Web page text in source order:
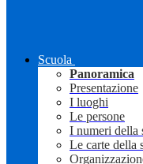
Scuola
Panoramica
Presentazione
I luoghi
Le persone
I numeri della
Le carte della